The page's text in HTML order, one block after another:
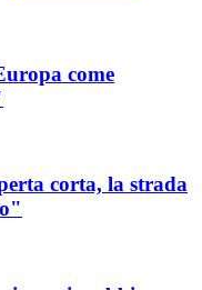
come
corta, la strada